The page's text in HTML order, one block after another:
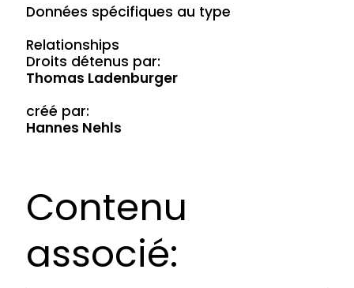
Données spécifiques au type
Relationships
Droits détenus par:
Thomas Ladenburger
créé par:
Hannes Nehls
Contenu
associé: